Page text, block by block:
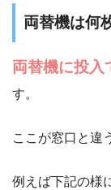
両替機は何
両替機に投入
す。
ここが窓口と違
例えば下記の様